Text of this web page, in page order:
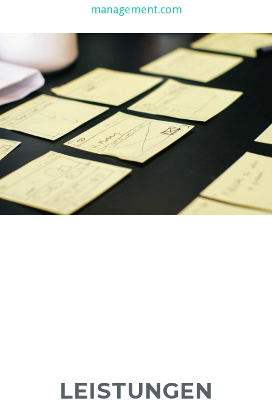
management.com
LEISTUNGEN